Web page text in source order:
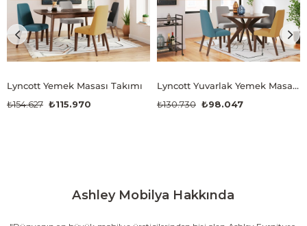
Lyncott Yemek Masası Takımı
₺115.970
₺154.627
Lyncott Yuvarlak Yemek Masası Takımı
₺98.047
₺130.730
Ashley Mobilya Hakkında